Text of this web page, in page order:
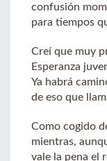
confusión
para tiempos
Creí que muy
Esperanza
Ya habrá
de eso que
Como cogido
mientras,
vale la pena el